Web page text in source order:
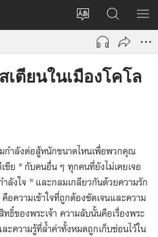
เปลี่ยน
ภาษา
เข้า
(เปิด
หน้าต่าง
ใหม่)
ค้นหา
ใน
JW.ORG
แส
ตียนในเมืองโคโล
กำลัง​ต่อ​สู้​หนัก​ขนาด​ไหน​เพื่อ​พวก​คุณ
ซีย ๑ กับ​คน​อื่น ๆ ทุก​คน​ที่​ยัง​ไม่​เคย​เจอ​
ลังใจ ๒ และ​กลมเกลียว​กัน​ด้วย​ความ​รัก
อ​ความ​เข้าใจ​ที่​ถูก​ต้อง​ชัดเจน​และ​ความ​
ธิ์​ของ​พระเจ้า ความ​ลับ​นั้น​คือ​เรื่อง​พระ​
ความ​รู้​ที่​ล้ำ​ค่า​ทั้ง​หมด​ถูก​เก็บ​ซ่อน​ไว้​ใน​